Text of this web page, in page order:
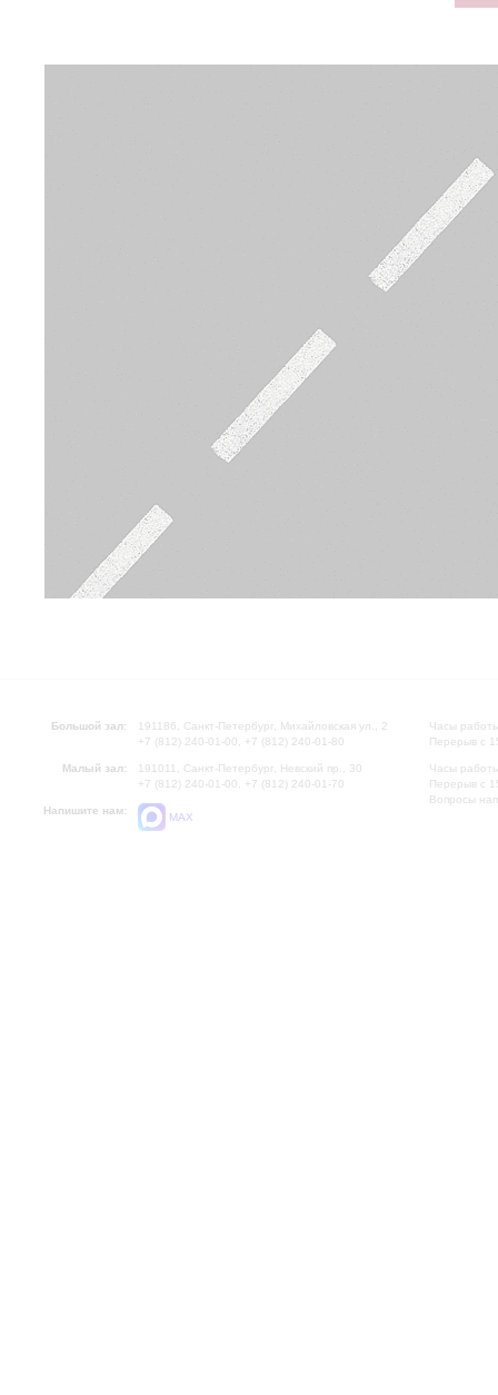
Большой зал:
191186, Санкт-Петербург, Михайловская ул., 2
+7 (812) 240-01-00, +7 (812) 240-01-80
Малый зал:
191011, Санкт-Петербург, Невский пр., 30
+7 (812) 240-01-00, +7 (812) 240-01-70
Напишите нам:
MAX
Часы
Перерыв с
Часы
Перерыв с
Вопросы